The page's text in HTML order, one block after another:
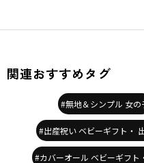
関連おすすめタグ
#無地＆シンプル 女の
#出産祝い ベビーギフト・
#カバーオール ベビーギフト